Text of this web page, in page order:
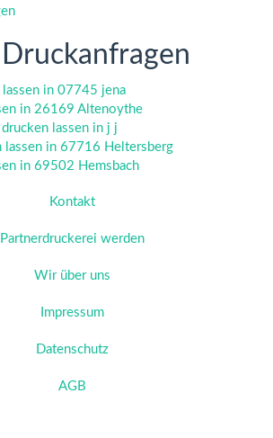
in 07745 jena
in 26169 Altenoythe
lassen in j j
lassen in 67716 Heltersberg
in 69502 Hemsbach
Kontakt
Partnerdruckerei werden
Wir über uns
Impressum
Datenschutz
AGB